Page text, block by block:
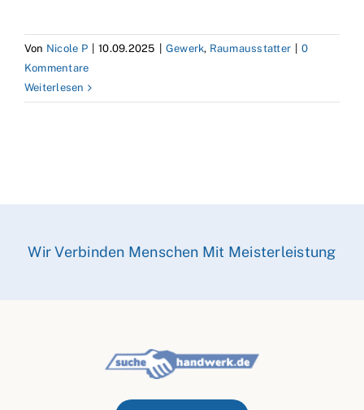
Von Nicole P 10.09.2025 Gewerk, Raumausstatter
0
Kommentare
Weiterlesen
Wir Verbinden Menschen Mit Meisterleistung